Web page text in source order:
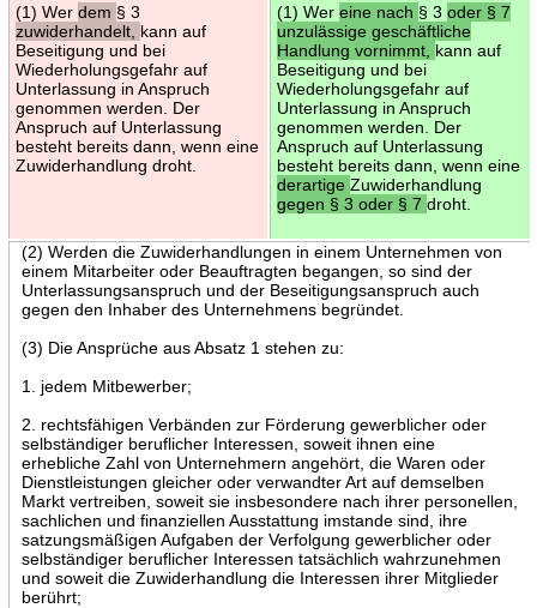
(1) Wer dem § 3
zuwiderhandelt, kann auf
Beseitigung und bei
Wiederholungsgefahr auf
Unterlassung in Anspruch
genommen werden. Der
Anspruch auf Unterlassung
besteht bereits dann, wenn eine
Zuwiderhandlung droht.
(1) Wer eine nach § 3 oder § 7
unzulässige geschäftliche
Handlung vornimmt, kann auf
Beseitigung und bei
Wiederholungsgefahr auf
Unterlassung in Anspruch
genommen werden. Der
Anspruch auf Unterlassung
besteht bereits dann, wenn eine
derartige Zuwiderhandlung
gegen § 3 oder § 7 droht.
(2) Werden die Zuwiderhandlungen in einem Unternehmen von
einem Mitarbeiter oder Beauftragten begangen, so sind der
Unterlassungsanspruch und der Beseitigungsanspruch auch
gegen den Inhaber des Unternehmens begründet.
(3) Die Ansprüche aus Absatz 1 stehen zu:
1. jedem Mitbewerber;
2. rechtsfähigen Verbänden zur Förderung gewerblicher oder
selbständiger beruflicher Interessen, soweit ihnen eine
erhebliche Zahl von Unternehmern angehört, die Waren oder
Dienstleistungen gleicher oder verwandter Art auf demselben
Markt vertreiben, soweit sie insbesondere nach ihrer personellen,
sachlichen und finanziellen Ausstattung imstande sind, ihre
satzungsmäßigen Aufgaben der Verfolgung gewerblicher oder
selbständiger beruflicher Interessen tatsächlich wahrzunehmen
und soweit die Zuwiderhandlung die Interessen ihrer Mitglieder
berührt;